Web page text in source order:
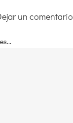
un comentario